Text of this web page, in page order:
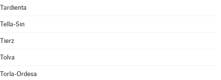
Tardienta
Tella-Sin
Tierz
Tolva
Torla-Ordesa